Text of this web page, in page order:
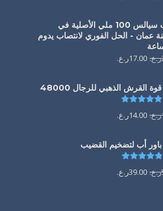
حبوب سيالس 100 ملي الأصلية في
عمان - الحل الفوري لانتصاب يدوم
ر.ع. 17.00ر.ع.
القرش الذهبي للرجال 48000
تم التقييم
ر.ع. 14.00ر.ع.
أب لتضخيم القضيب
تم التقييم
ر.ع. 39.00ر.ع.